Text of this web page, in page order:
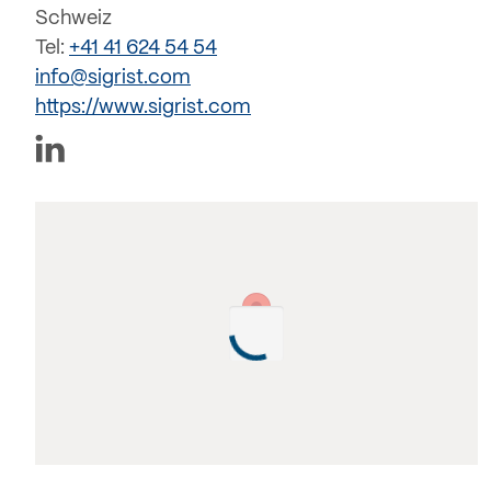
Schweiz
Tel: +41 41 624 54 54
info@sigrist.com
https://www.sigrist.com